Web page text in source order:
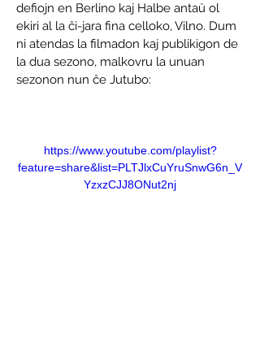
defiojn en Berlino kaj Halbe antaŭ ol
ekiri al la ĉi-jara fina celloko, Vilno. Dum
ni atendas la filmadon kaj publikigon de
la dua sezono, malkovru la unuan
sezonon nun ĉe Jutubo:
https://www.youtube.com/playlist?
feature=share&list=PLTJlxCuYruSnwG6n_V
YzxzCJJ8ONut2nj